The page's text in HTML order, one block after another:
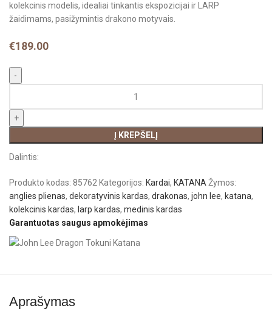
kolekcinis modelis, idealiai tinkantis ekspozicijai ir LARP
žaidimams, pasižymintis drakono motyvais.
€189.00
Į KREPŠELĮ
Dalintis:
Produkto kodas:85762 Kategorijos: Kardai, KATANA Žymos:
anglies plienas, dekoratyvinis kardas, drakonas, john lee, katana,
kolekcinis kardas, larp kardas, medinis kardas
Garantuotas saugus apmokėjimas
Aprašymas